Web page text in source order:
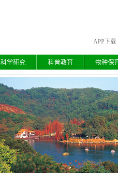
APP下载
科学研究 科普教育 物种保